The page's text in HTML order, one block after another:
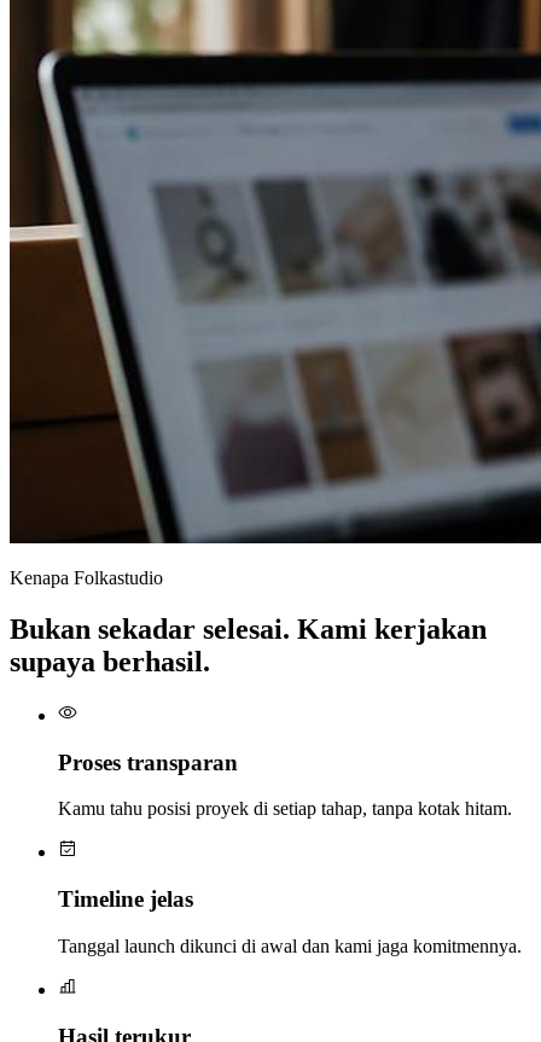
Kenapa Folkastudio
Bukan sekadar selesai. Kami kerjakan
supaya berhasil.
Proses transparan
Kamu tahu posisi proyek di setiap tahap, tanpa kotak hitam.
Timeline jelas
Tanggal launch dikunci di awal dan kami jaga komitmennya.
Hasil terukur